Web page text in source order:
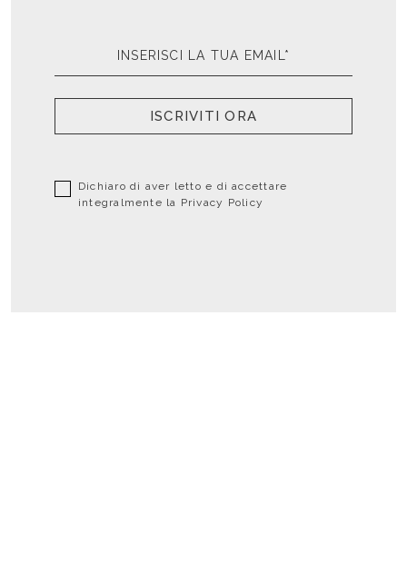
ISCRIVITI ORA
Dichiaro di aver letto e di accettare
integralmente la Privacy Policy